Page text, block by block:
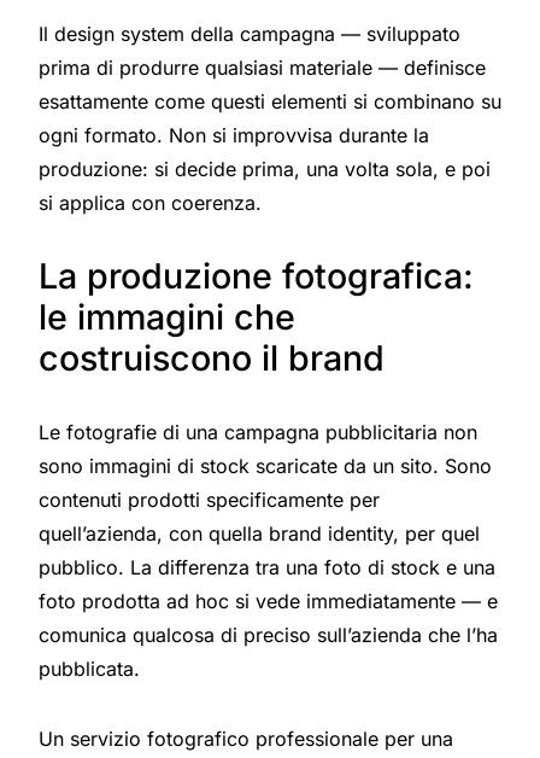
Il design system della campagna — sviluppato
prima di produrre qualsiasi materiale — definisce
esattamente come questi elementi si combinano su
ogni formato. Non si improvvisa durante la
produzione: si decide prima, una volta sola, e poi
si applica con coerenza.
La produzione fotografica:
le immagini che
costruiscono il brand
Le fotografie di una campagna pubblicitaria non
sono immagini di stock scaricate da un sito. Sono
contenuti prodotti specificamente per
quell’azienda, con quella brand identity, per quel
pubblico. La differenza tra una foto di stock e una
foto prodotta ad hoc si vede immediatamente — e
comunica qualcosa di preciso sull’azienda che l’ha
pubblicata.
Un servizio fotografico professionale per una